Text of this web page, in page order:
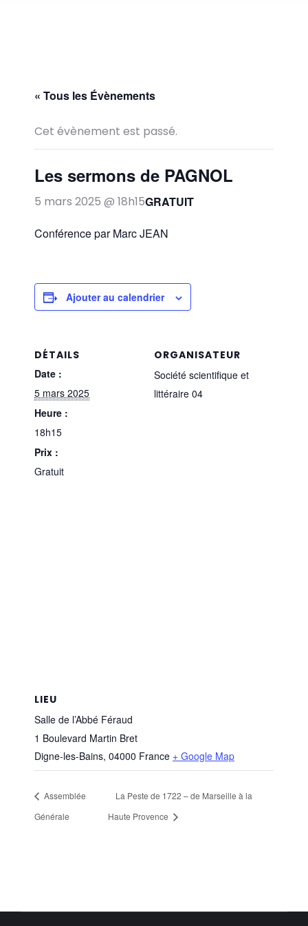
« Tous les Évènements
Cet évènement est passé.
Les sermons de PAGNOL
5 mars 2025 @ 18h15GRATUIT
Conférence par Marc JEAN
Ajouter au calendrier
DÉTAILS
Date :
5 mars 2025
Heure :
18h15
Prix :
Gratuit
ORGANISATEUR
Société scientifique et
littéraire 04
LIEU
Salle de l’Abbé Féraud
1 Boulevard Martin Bret
Digne-les-Bains, 04000 France + Google Map
Assemblée
Générale
La Peste de 1722 – de Marseille à la
Haute Provence